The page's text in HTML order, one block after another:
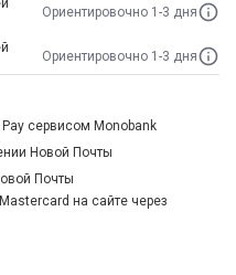
Ориентировочно 1-3 дня
Ориентировочно 1-3 дня
сервисом Monobank
Новой Почты
Почты
на сайте через